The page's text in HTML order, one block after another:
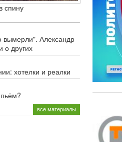
спину
Александр
о других
хотелки и реалки
все материалы